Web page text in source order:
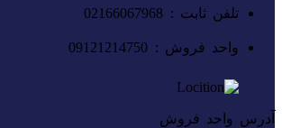
تلفن ثابت : 02166067968
واحد فروش : 09121214750
آدرس واحد فروش